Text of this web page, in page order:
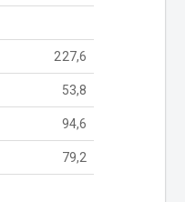
227,6
53,8
94,6
79,2